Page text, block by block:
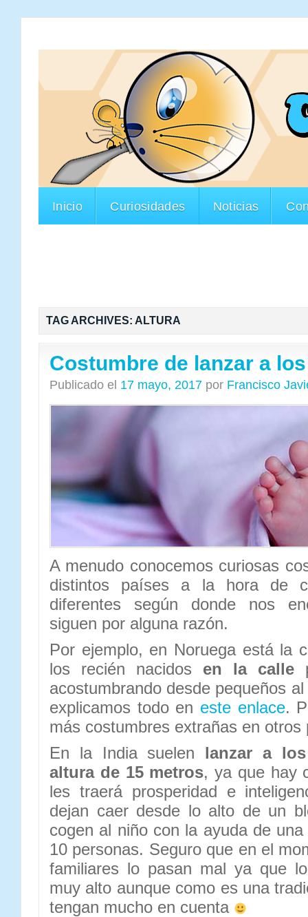
Inicio Curiosidades Noticias
TAG ARCHIVES: ALTURA
Costumbre de lanzar a
Publicado el 17 mayo, 2017 por Francisco
A menudo conocemos curiosas
distintos países a la hora de
diferentes según donde nos
siguen por alguna razón.
Por ejemplo, en Noruega está la
los recién nacidos en la calle
acostumbrando desde pequeños
explicamos todo en este enlace.
más costumbres extrañas en otros
En la India suelen lanzar a
altura de 15 metros, ya que hay
les traerá prosperidad e
dejan caer desde lo alto de un
cogen al niño con la ayuda de
10 personas. Seguro que en el
familiares lo pasan mal ya que
muy alto aunque como es una
tengan mucho en cuenta